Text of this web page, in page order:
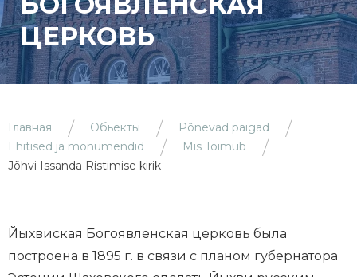
ЦЕРКОВЬ
Главная Обьекты
Põnevad paigad
Ehitised ja monumendid
Mis Toimub
Jõhvi Issanda Ristimise kirik
Йыхвиская Богоявленская церковь была
построена в 1895 г. в связи с планом губернатора